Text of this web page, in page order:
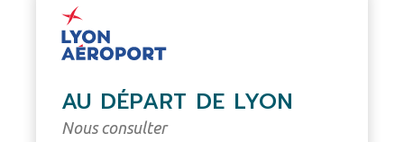
AU DÉPART DE LYON
Nous consulter